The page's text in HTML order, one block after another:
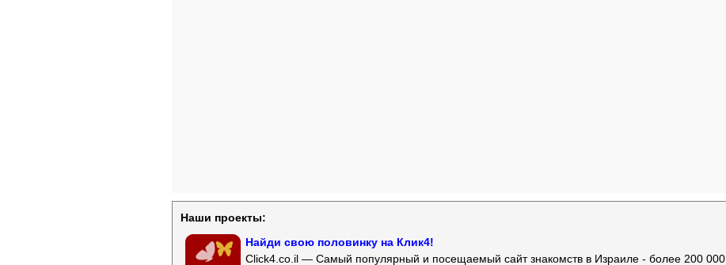
Наши проекты:
Найди свою половинку на Клик4!
Click4.co.il — Самый популярный и посещаемый сайт знакомств в Израиле - более 200 000